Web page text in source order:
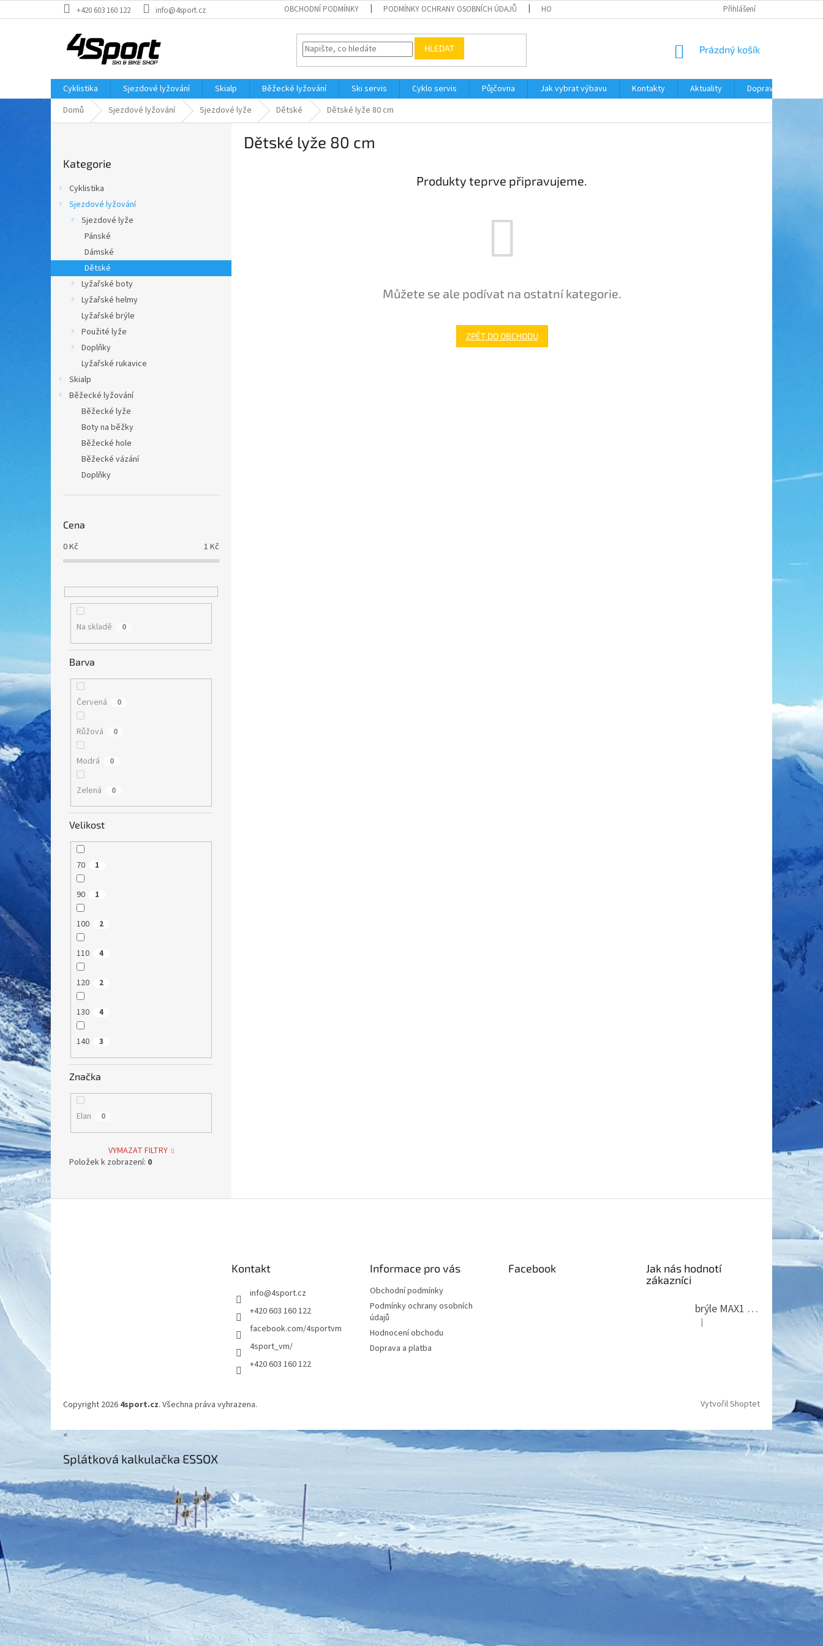
na
+420 603 160 122 info@4sport.cz OBCHODNÍ PODMÍNKY PODMÍNKY OCHRANY OSOBNÍCH ÚDAJŮ HODNOCENÍ OBCHODU Přihlášení
HLEDAT
NÁKUPNÍ
Prázdný košík
Cyklistika Sjezdové lyžování Skialp Běžecké lyžování Ski servis Cyklo servis Půjčovna Jak vybrat výbavu Kontakty Aktuality
Doprava a platba
Domů
Sjezdové lyžování Sjezdové lyže Dětské Dětské lyže 80 cm
a
n
kategorie
Kategorie
Cyklistika
Sjezdové lyžování
Sjezdové lyže
Pánské
Dámské
Dětské
Lyžařské boty
Lyžařské helmy
Lyžařské brýle
Použité lyže
Doplňky
Lyžařské rukavice
Skialp
Běžecké lyžování
Běžecké lyže
Boty na běžky
Běžecké hole
Běžecké vázání
Doplňky
Cena
0Kč 1 Kč
Na skladě 0
Barva
Červená 0
Růžová 0
Modrá 0
Zelená 0
Velikost
70 1
90 1
100 2
110 4
120 2
130 4
140 3
Značka
Elan 0
VYMAZAT FILTRY
Položek k zobrazení: 0
Dětské lyže 80 cm
Produkty teprve připravujeme.
Můžete se ale podívat na ostatní kategorie.
ZPĚT DO OBCHODU
Z
a
t
Kontakt
info@4sport.cz
+420 603 160 122
facebook.com/4sportvm
4sport_vm/
+420 603 160 122
Informace pro vás
Obchodní podmínky
Podmínky ochrany osobních
údajů
Hodnocení obchodu
Doprava a platba
Facebook
Jak nás hodnotí
zákazníci
brýle MAX1 Thunder
Hodnocení produktu je 5 z 5
|
Vytvořil Shoptet
Copyright 2026 4sport.cz. Všechna práva vyhrazena.
×
Splátková kalkulačka ESSOX